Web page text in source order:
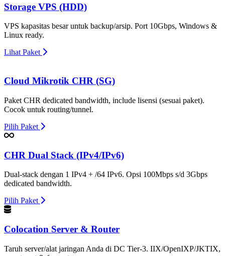
Storage VPS (HDD)
VPS kapasitas besar untuk backup/arsip. Port 10Gbps, Windows &
Linux ready.
Lihat Paket
Cloud Mikrotik CHR (SG)
Paket CHR dedicated bandwidth, include lisensi (sesuai paket).
Cocok untuk routing/tunnel.
Pilih Paket
CHR Dual Stack (IPv4/IPv6)
Dual-stack dengan 1 IPv4 + /64 IPv6. Opsi 100Mbps s/d 3Gbps
dedicated bandwidth.
Pilih Paket
Colocation Server & Router
Taruh server/alat jaringan Anda di DC Tier-3. IIX/OpenIXP/JKTIX,